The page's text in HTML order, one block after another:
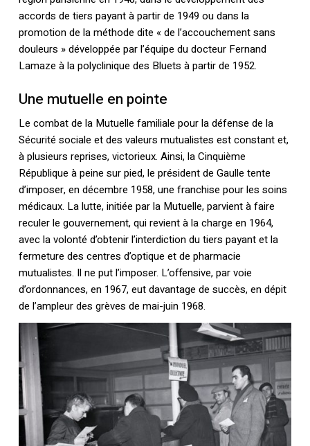
Votre panier est vide.
Retourner à la
librairie
accords de tiers payant à partir de 1949 ou dans la
promotion de la méthode dite « de l’accouchement sans
douleurs » développée par l’équipe du docteur Fernand
Lamaze à la polyclinique des Bluets à partir de 1952.
Une mutuelle en pointe
Le combat de la Mutuelle familiale pour la défense de la
Sécurité sociale et des valeurs mutualistes est constant et,
à plusieurs reprises, victorieux. Ainsi, la Cinquième
République à peine sur pied, le président de Gaulle tente
d’imposer, en décembre 1958, une franchise pour les soins
médicaux. La lutte, initiée par la Mutuelle, parvient à faire
reculer le gouvernement, qui revient à la charge en 1964,
avec la volonté d’obtenir l’interdiction du tiers payant et la
fermeture des centres d’optique et de pharmacie
mutualistes. Il ne put l’imposer. L’offensive, par voie
d’ordonnances, en 1967, eut davantage de succès, en dépit
de l’ampleur des grèves de mai-juin 1968.